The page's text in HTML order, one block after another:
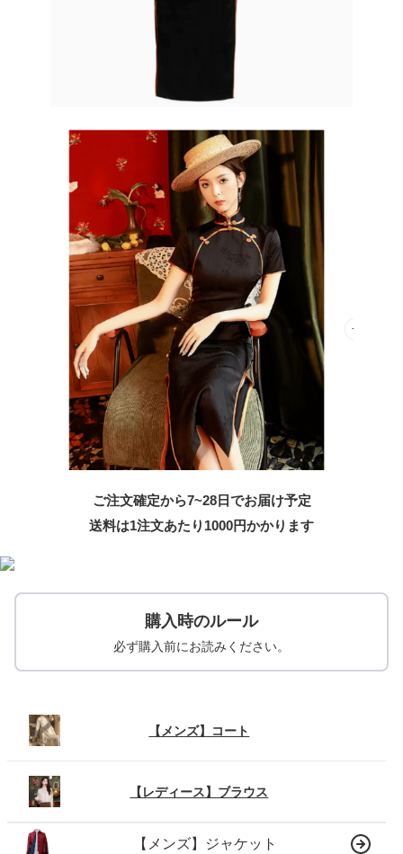
ご注文確定から7~28日でお届け予定
送料は1注文あたり 1000円かかります
購入時のルール
必ず購入前にお読みください。
【メンズ】コート
【レディース】ブラウス
【メンズ】ジャケット